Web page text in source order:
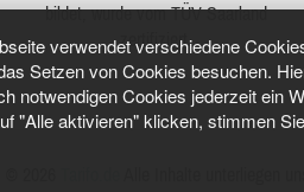
verwendet verschiedene
Setzen von Cookies besuchen.
notwendigen Cookies jederzeit ein
"Alle aktivieren" klicken, stimmen
bildet, wurde vom TÜV Saarland
zertifiziert.